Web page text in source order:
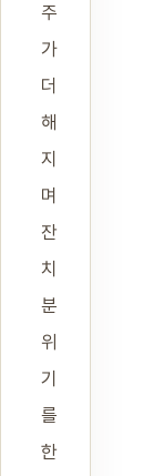
주
가
더
해
지
며
잔
치
분
위
기
를
한